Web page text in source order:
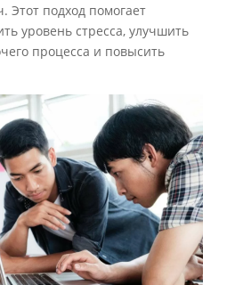
Этот подход помогает
уровень стресса, улучшить
процесса и повысить